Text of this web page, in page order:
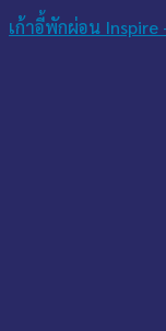
เก้าอี้พักผ่อน Inspire